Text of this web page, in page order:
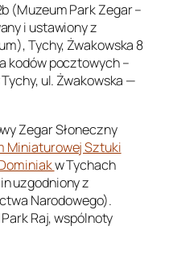
(Muzeum Park Zegar –
i ustawiony z
Tychy, Żwakowska 8
kodów pocztowych –
ul. Żwakowska —
Zegar Słoneczny
Miniaturowej Sztuki
w Tychach
uzgodniony z
Narodowego).
Raj, wspólnoty